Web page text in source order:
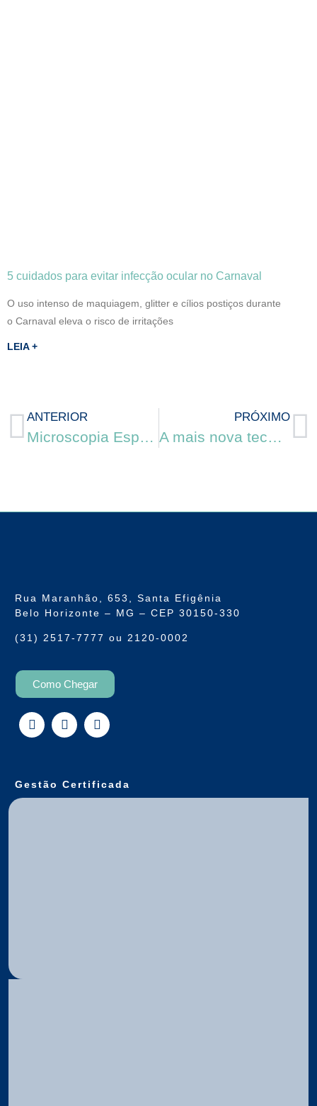
5 cuidados para evitar infecção ocular no Carnaval
O uso intenso de maquiagem, glitter e cílios postiços durante
o Carnaval eleva o risco de irritações
LEIA +
ANTERIOR
Microscopia Especular
PRÓXIMO
A mais nova tecnologia em Tomografia de Coerência Óptica e Angiografia
Rua Maranhão, 653, Santa Efigênia
Belo Horizonte – MG – CEP 30150-330
(31) 2517-7777 ou 2120-0002
Como Chegar
Gestão Certificada